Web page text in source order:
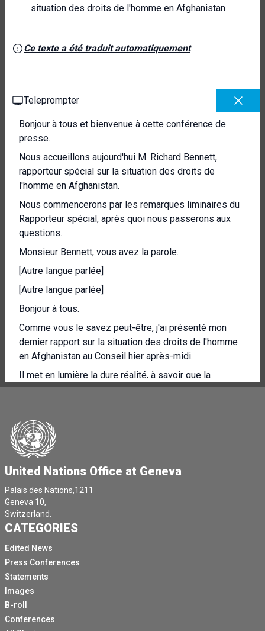
situation des droits de l'homme en Afghanistan
Ce texte a été traduit automatiquement
Teleprompter
Bonjour à tous et bienvenue à cette conférence de
presse.
Nous accueillons aujourd'hui M. Richard Bennett,
rapporteur spécial sur la situation des droits de
l'homme en Afghanistan.
Nous commencerons par les remarques liminaires du
Rapporteur spécial, après quoi nous passerons aux
questions.
Monsieur Bennett, vous avez la parole.
[Autre langue parlée]
[Autre langue parlée]
Bonjour à tous.
Comme vous le savez peut-être, j'ai présenté mon
dernier rapport sur la situation des droits de l'homme
en Afghanistan au Conseil hier après-midi.
Il met en lumière la dure réalité, à savoir que la
situation des droits de l'homme sous le régime des
Cette crise doit rester sous le feu des projecteurs.
Avant d'aller plus loin, et j'essaierai de faire des
remarques assez brèves, je voudrais juste dire un mot
ou deux au sujet des droits de l'homme.
Les droits de l'homme sont universels et indivisibles.
Il est essentiel qu'ils soient considérés comme
faisant partie de la solution.
convergence plutôt que sur la division en Afghanistan,
et après 45 ans et plus de conflit et d'occupation,
l'Afghanistan est une société gravement endommagée
qui fait également preuve d'une résilience
remarquable.
United Nations Office at Geneva
Palais des Nations,1211
Geneva 10,
Switzerland.
CATEGORIES
Edited News
Press Conferences
Statements
Images
B-roll
Conferences